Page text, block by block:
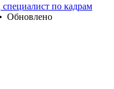
по кадрам
• Обновлено